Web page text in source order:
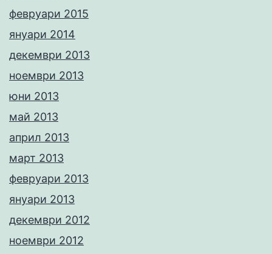
февруари 2015
януари 2014
декември 2013
ноември 2013
юни 2013
май 2013
април 2013
март 2013
февруари 2013
януари 2013
декември 2012
ноември 2012